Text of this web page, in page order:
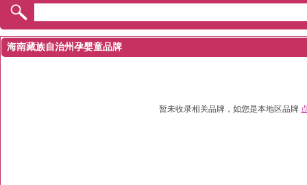
海南藏族自治州孕婴童品牌
暂未收录相关品牌，如您是本地区品牌